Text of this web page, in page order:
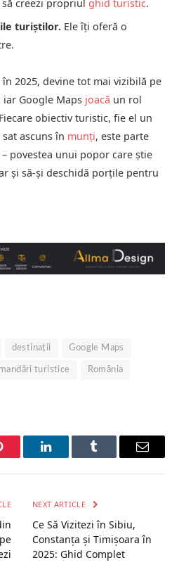
creezi propriul ghid turistic.
turiștilor. Ele îți oferă o
2025, devine tot mai vizibilă pe
Google Maps joacă un rol
obiectiv turistic, fie el un
ascuns în munți, este parte
povestea unui popor care știe
și să-și deschidă porțile pentru
destinații Google Maps
turistice România
LinkedInTumblr Email
NEXT ARTICLE
Ce Să Vizitezi în Sibiu,
Constanța și Timișoara în
2025: Ghid Complet